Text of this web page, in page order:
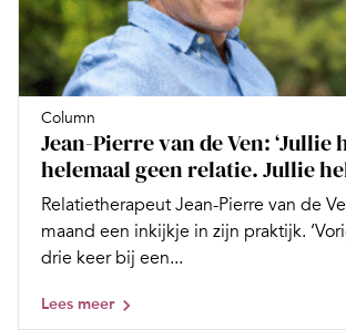
Column
Jean-Pierre van de Ven: ‘Jullie
helemaal geen relatie. Jullie
Relatietherapeut Jean-Pierre van de
maand een inkijkje in zijn praktijk.
drie keer bij een...
Lees meer